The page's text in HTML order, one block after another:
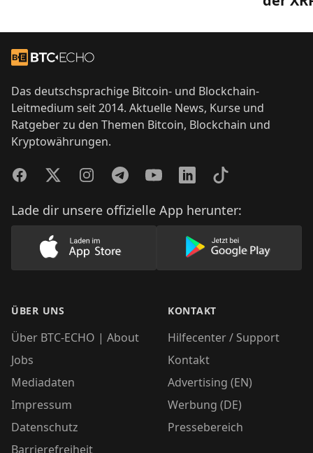
Zur Startseite
Das deutschsprachige Bitcoin- und Blockchain-
Leitmedium seit 2014. Aktuelle News, Kurse und
Ratgeber zu den Themen Bitcoin, Blockchain und
Kryptowährungen.
FacebookTwitterInstagramTelegramYouTubeLinkedInTikTok
Lade dir unsere offizielle App herunter:
Lade unsere App im AppStore herunter
Lade unsere
ÜBER UNS
Über BTC-ECHO | About
Jobs
Mediadaten
Impressum
Datenschutz
Barrierefreiheit
KONTAKT
Hilfecenter / Support
Kontakt
Advertising (EN)
Werbung (DE)
Pressebereich